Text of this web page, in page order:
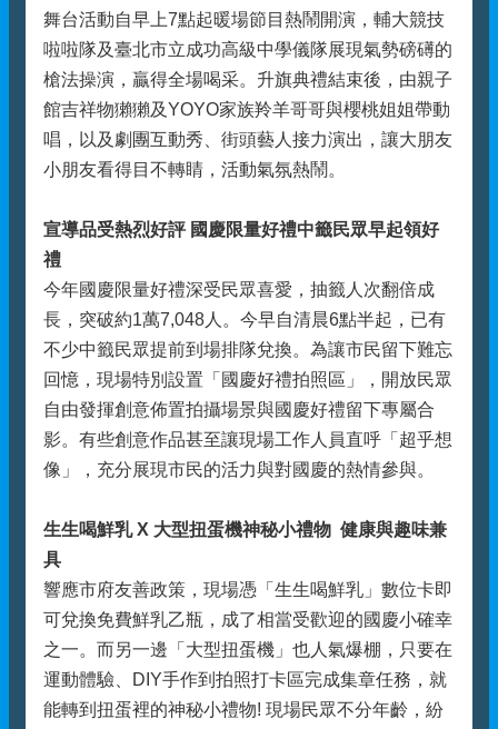
舞台活動自早上7點起暖場節目熱鬧開演，輔大競技
啦啦隊及臺北市立成功高級中學儀隊展現氣勢磅礡的
槍法操演，贏得全場喝采。升旗典禮結束後，由親子
館吉祥物獺獺及YOYO家族羚羊哥哥與櫻桃姐姐帶動
唱，以及劇團互動秀、街頭藝人接力演出，讓大朋友
小朋友看得目不轉睛，活動氣氛熱鬧。
宣導品受熱烈好評 國慶限量好禮中籤民眾早起領好
禮
今年國慶限量好禮深受民眾喜愛，抽籤人次翻倍成
長，突破約1萬7,048人。今早自清晨6點半起，已有
不少中籤民眾提前到場排隊兌換。為讓市民留下難忘
回憶，現場特別設置「國慶好禮拍照區」，開放民眾
自由發揮創意佈置拍攝場景與國慶好禮留下專屬合
影。有些創意作品甚至讓現場工作人員直呼「超乎想
像」，充分展現市民的活力與對國慶的熱情參與。
生生喝鮮乳 X 大型扭蛋機神秘小禮物 健康與趣味兼
具
響應市府友善政策，現場憑「生生喝鮮乳」數位卡即
可兌換免費鮮乳乙瓶，成了相當受歡迎的國慶小確幸
之一。而另一邊「大型扭蛋機」也人氣爆棚，只要在
運動體驗、DIY手作到拍照打卡區完成集章任務，就
能轉到扭蛋裡的神秘小禮物! 現場民眾不分年齡，紛